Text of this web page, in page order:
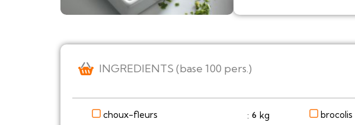
INGREDIENTS (base 100 pers.)
choux-fleurs : 6 kg brocolis